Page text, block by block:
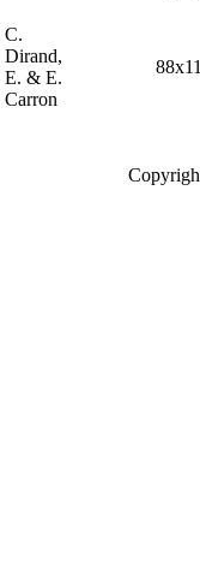
C.
Dirand,
E. & E.
Carron